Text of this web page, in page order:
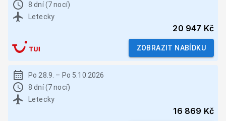
8 dní (7 nocí)
Letecky
20 947 Kč
ZOBRAZIT NABÍDKU
Po 28.9. – Po 5.10.2026
8 dní (7 nocí)
Letecky
16 869 Kč